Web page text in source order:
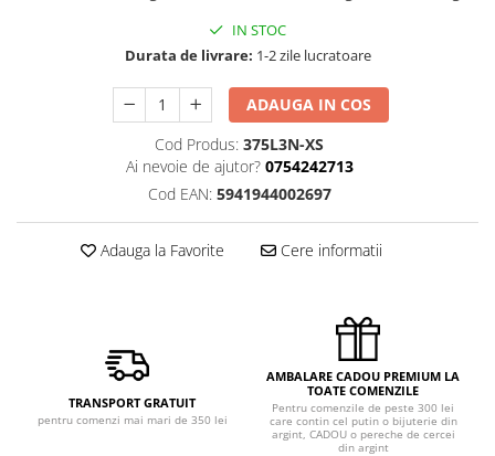
IN STOC
Durata de livrare: 1-2 zile lucratoare
ADAUGA IN COS
Cod Produs: 375L3N-XS
Ai nevoie de ajutor? 0754242713
Cod EAN: 5941944002697
Adauga la Favorite Cere informatii
TRANSPORT GRATUIT
pentru comenzi mai mari de 350 lei
AMBALARE CADOU PREMIUM LA
TOATE COMENZILE
Pentru comenzile de peste 300 lei
care contin cel putin o bijuterie din
argint, CADOU o pereche de cercei
din argint